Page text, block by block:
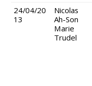
24/04/20
13
Nicolas
Ah-Son
Marie
Trudel